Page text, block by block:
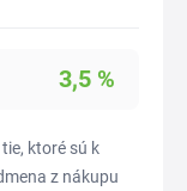
3,5 %
ktoré sú k
z nákupu